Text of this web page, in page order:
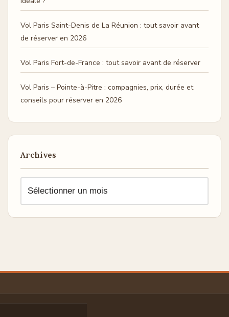
Vol Paris Saint-Denis de La Réunion : tout savoir avant
de réserver en 2026
Vol Paris Fort-de-France : tout savoir avant de réserver
Vol Paris – Pointe-à-Pitre : compagnies, prix, durée et
conseils pour réserver en 2026
Archives